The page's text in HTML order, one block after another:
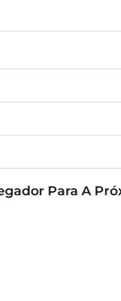
Para A